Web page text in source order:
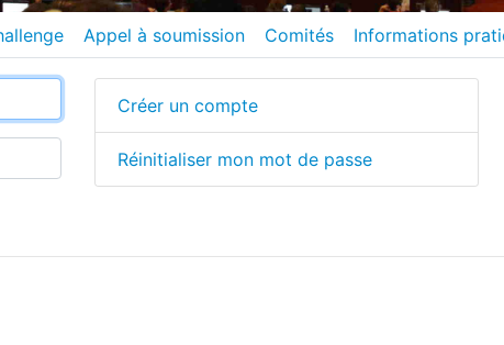
Appel à soumission Comités Informations
Créer un compte
Réinitialiser mon mot de passe